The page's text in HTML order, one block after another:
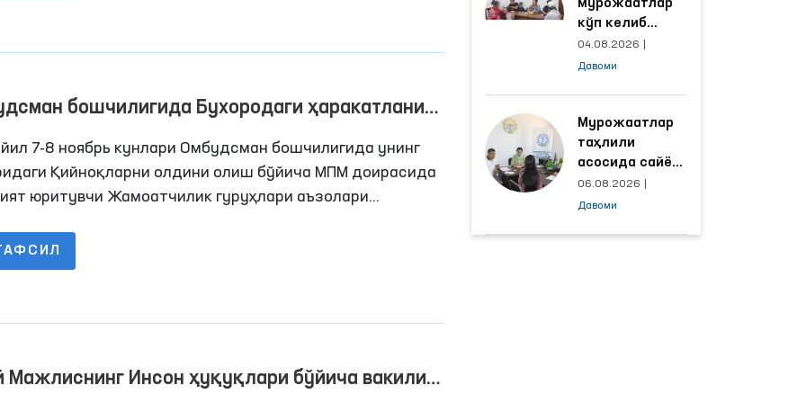
бошчилигида Бухородаги ҳаракатланиш
чекланган шахслар сақланадиганн ёпиқ
шароитлар ўрганилди
7-8 ноябрь кунлари Омбудсман бошчилигида унинг
Қийноқларни олдини олиш бўйича МПМ доирасида
юритувчи Жамоатчилик гуруҳлари аъзолари
ташрифлари амалга оширилди. Жараёнларда ОАВ
ҳам иштирок этишди.
Мажлиснинг Инсон ҳуқуқлари бўйича вакили
мурожаатлар
кўп келиб
тушаётган
ҳудудлар
ишлаш йўлга
қўйилди
04.08.2026
Давоми
Мурожаатлар
таҳлили
асосида сайёр
қабул
ўтказиладиган
06.08.2026
Давоми